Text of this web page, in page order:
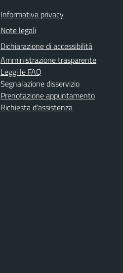
Informativa privacy
Note legali
Dichiarazione di accessibilità
Amministrazione trasparente
Leggi le FAQ
Segnalazione disservizio
Prenotazione appuntamento
Richiesta d'assistenza